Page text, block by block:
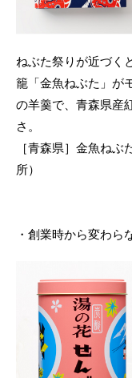
ねぶた祭りが近づく
籠「金魚ねぶた」が
の羊羹で、青森県産
さ。
［青森県］金魚ね
所）
・創業時から変わら